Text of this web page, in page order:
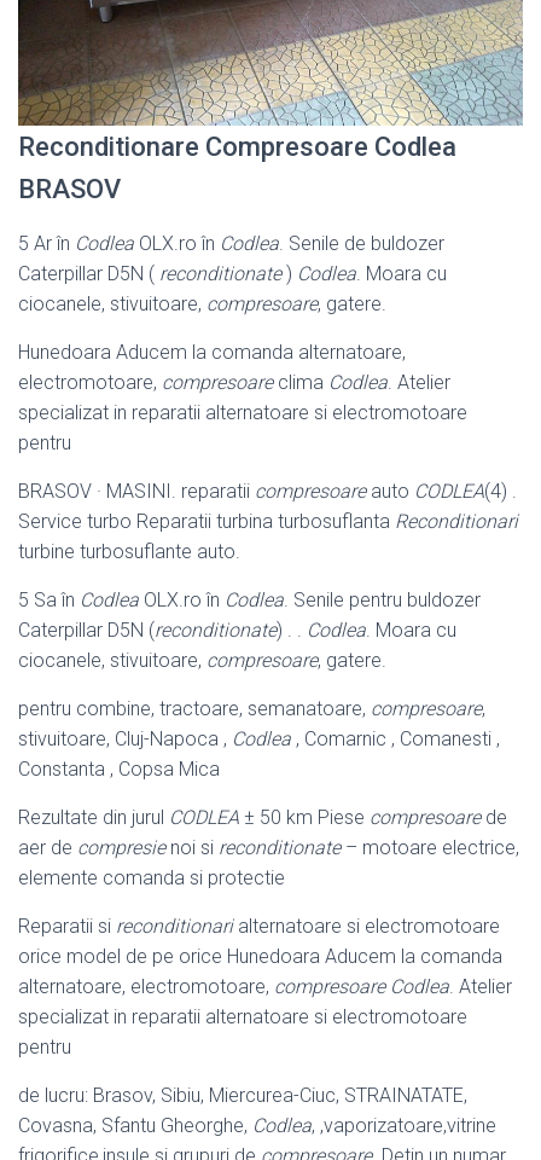
Reconditionare Compresoare Codlea
BRASOV
5 Ar în Codlea OLX.ro în Codlea. Senile de buldozer
Caterpillar D5N ( reconditionate) Codlea. Moara cu
ciocanele, stivuitoare, compresoare, gatere.
Hunedoara Aducem la comanda alternatoare,
electromotoare, compresoareclima Codlea. Atelier
specializat in reparatii alternatoare si electromotoare
pentru
BRASOV · MASINI. reparatii compresoareauto CODLEA(4) .
Service turbo Reparatii turbina turbosuflanta Reconditionari
turbine turbosuflante auto.
5 Sa în Codlea OLX.ro în Codlea. Senile pentru buldozer
Caterpillar D5N (reconditionate) . . Codlea. Moara cu
ciocanele, stivuitoare, compresoare, gatere.
pentru combine, tractoare, semanatoare, compresoare,
stivuitoare, Cluj-Napoca , Codlea , Comarnic , Comanesti ,
Constanta , Copsa Mica
Rezultate din jurul CODLEA ± 50 km Piese compresoarede
aer de compresienoi si reconditionate– motoare electrice,
elemente comanda si protectie
Reparatii si reconditionarialternatoare si electromotoare
orice model de pe orice Hunedoara Aducem la comanda
alternatoare, electromotoare, compresoare Codlea. Atelier
specializat in reparatii alternatoare si electromotoare
pentru
de lucru: Brasov, Sibiu, Miercurea-Ciuc, STRAINATATE,
Covasna, Sfantu Gheorghe, Codlea, ,vaporizatoare,vitrine